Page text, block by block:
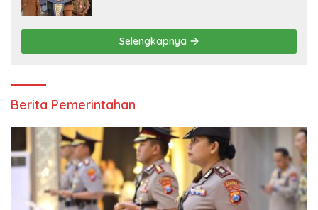
Selengkapnya
Berita Pemerintahan